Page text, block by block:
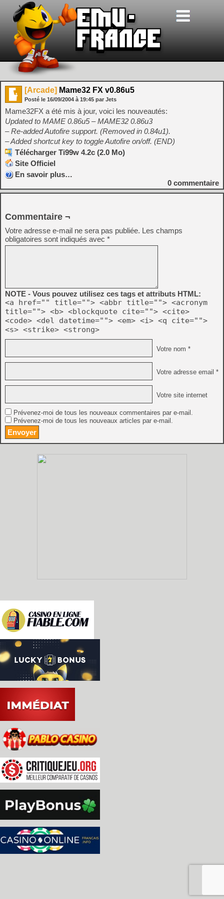
[Arcade] Mame32 FX v0.86u5
Posté le 16/09/2004 à 19:45 par Jets
Mame32FX a été mis à jour, voici les nouveautés:
Updated to MAME 0.86u5 – MAME32 0.86u3
– Re-added Autofire support. (Removed in 0.84u1).
– Added shortcut key to toggle Autofire on/off. (END)
Télécharger Ti99w 4.2c (2.0 Mo)
Site Officiel
En savoir plus…
0 commentaire
Commentaire ¬
Votre adresse e-mail ne sera pas publiée. Les champs
obligatoires sont indiqués avec *
NOTE - Vous pouvez utilisez ces tags et attributs HTML:
<a href="" title=""> <abbr title=""> <acronym
title=""> <b> <blockquote cite=""> <cite>
<code> <del datetime=""> <em> <i> <q cite="">
<s> <strike> <strong>
Votre nom *
Votre adresse email *
Votre site internet
Prévenez-moi de tous les nouveaux commentaires par e-mail.
Prévenez-moi de tous les nouveaux articles par e-mail.